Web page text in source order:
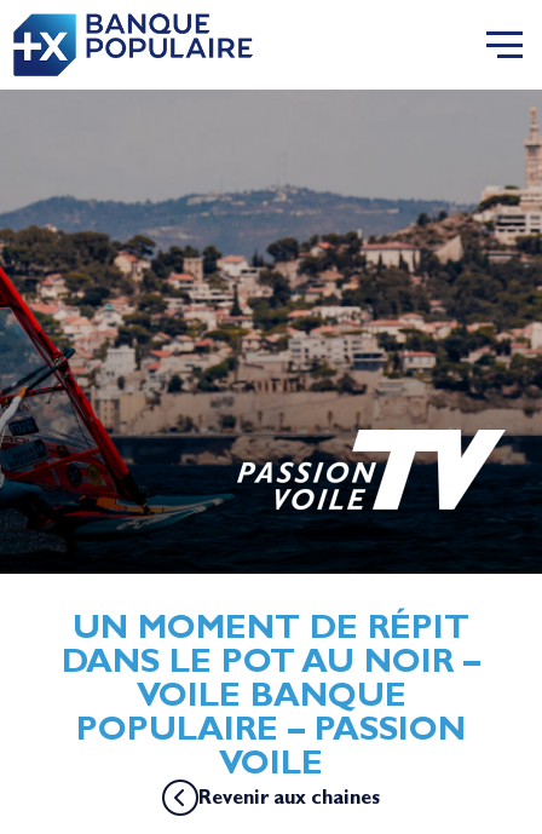
UN MOMENT DE RÉPIT
DANS LE POT AU NOIR –
VOILE BANQUE
POPULAIRE – PASSION
VOILE
Revenir aux chaines